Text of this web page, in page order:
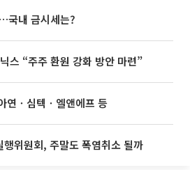
국내 금시세는?
스 “주주 환원 강화 방안 마련”
연ㆍ심텍ㆍ엘앤에프 등
위원회, 주말도 폭염취소 될까